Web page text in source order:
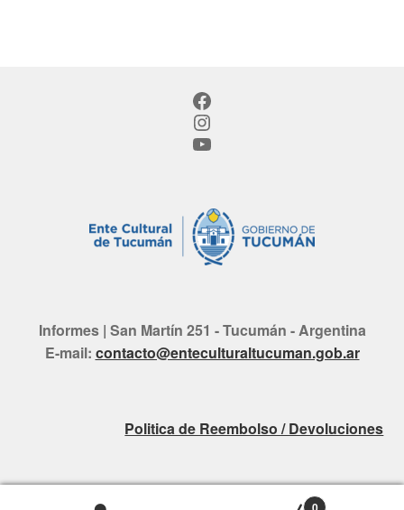
Facebook
Instagram
YouTube
Informes | San Martín 251 - Tucumán - Argentina
E-mail: contacto@enteculturaltucuman.gob.ar
Politica de Reembolso / Devoluciones